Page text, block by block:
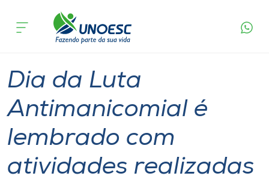
Cursos
Pesquisa
Atendimento ao Estudante
Portal de Ensino
acontece
Dia da Luta
Antimanicomial é
lembrado com
atividades realizadas